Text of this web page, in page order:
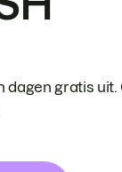
dagen gratis uit.